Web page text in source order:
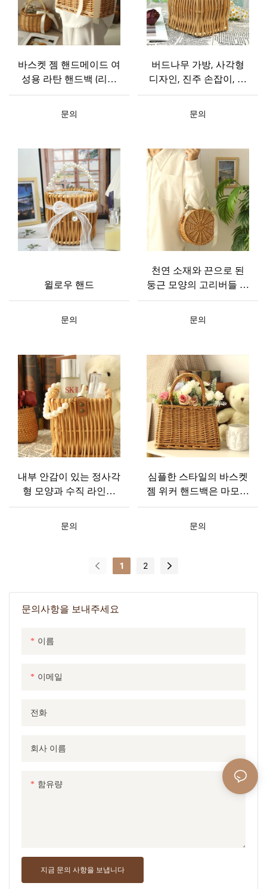
문의사항을 보내주세요
이름
이메일
전화
회사 이름
함유량
지금 문의 사항을 보냅니다
바스켓 젬 핸드메이드 여
성용 라탄 핸드백 (리본
매듭 장식, 두 가지 종류,
맞춤 제작 가능)
문의
버드나무 가방, 사각형
디자인, 진주 손잡이, 내
부는 면 소재 드로잉 백
디자인
문의
윌로우 핸드
문의
천연 소재와 끈으로 된
둥근 모양의 고리버들 핸
드백 ODM 및 OEM이 가
능합니다.
문의
내부 안감이 있는 정사각
형 모양과 수직 라인의
고리버들 핸드백
문의
심플한 스타일의 바스켓
젬 위커 핸드백은 마모에
강하고 모양 변형이 쉽지
않으며, 견고한 손잡이
디자인이 특징입니다.
문의
1 2